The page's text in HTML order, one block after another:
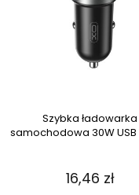
Szybka ładowarka
samochodowa 30W
16,46 zł